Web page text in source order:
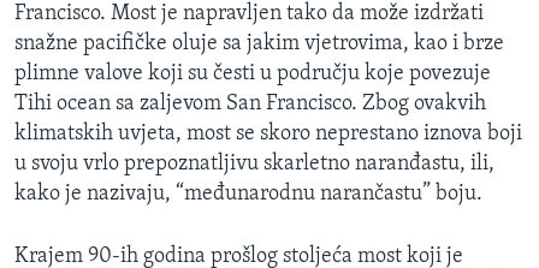
Francisco. Most je napravljen tako da može izdržati
snažne pacifičke oluje sa jakim vjetrovima, kao i brze
plimne valove koji su česti u području koje povezuje
Tihi ocean sa zaljevom San Francisco. Zbog ovakvih
klimatskih uvjeta, most se skoro neprestano iznova boji
u svoju vrlo prepoznatljivu skarletno naranđastu, ili,
kako je nazivaju, “međunarodnu narančastu” boju.
Krajem 90-ih godina prošlog stoljeća most koji je